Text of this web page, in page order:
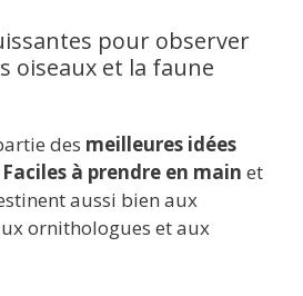
pour observer
oiseaux et la faune
des meilleures idées
Faciles à prendre en main et
aussi bien aux
ornithologues et aux